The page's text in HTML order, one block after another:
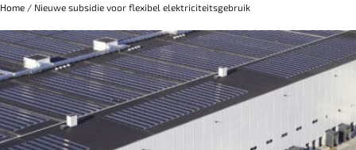
Home / Nieuwe subsidie voor flexibel elektriciteitsgebruik